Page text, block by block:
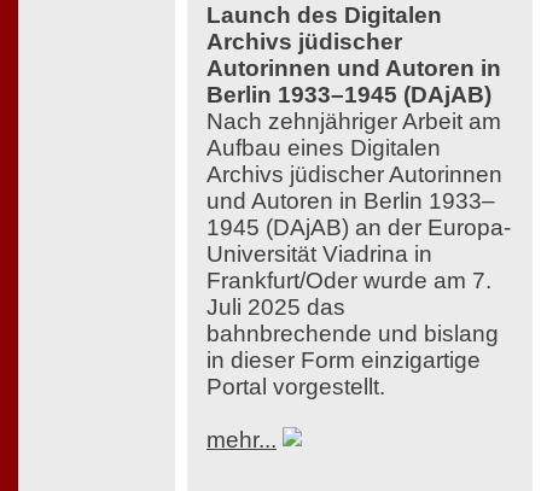
Launch des Digitalen
Archivs jüdischer
Autorinnen und Autoren in
Berlin 1933–1945 (DAjAB)
Nach zehnjähriger Arbeit am
Aufbau eines Digitalen
Archivs jüdischer Autorinnen
und Autoren in Berlin 1933–
1945 (DAjAB) an der Europa-
Universität Viadrina in
Frankfurt/Oder wurde am 7.
Juli 2025 das
bahnbrechende und bislang
in dieser Form einzigartige
Portal vorgestellt.
mehr...